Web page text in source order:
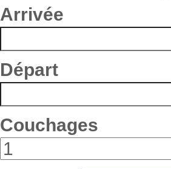
Arrivée
Départ
Couchages